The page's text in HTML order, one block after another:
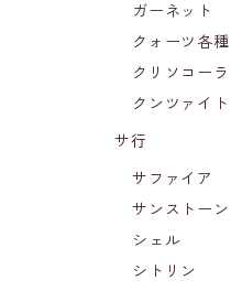
ガーネット
クォーツ各種
クリソコーラ
クンツァイト
サ行
サファイア
サンストーン
シェル
シトリン